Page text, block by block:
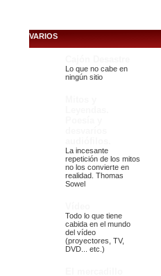
VARIOS
Lo que no cabe en
ningún sitio
La incesante
repetición de los mitos
no los convierte en
realidad. Thomas
Sowel
Todo lo que tiene
cabida en el mundo
del vídeo
(proyectores, TV,
DVD... etc.)